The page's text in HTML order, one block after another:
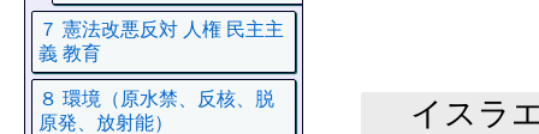
イスラ
７ 憲法改悪反対 人権 民主主
義 教育
８ 環境（原水禁、反核、脱
原発、放射能）